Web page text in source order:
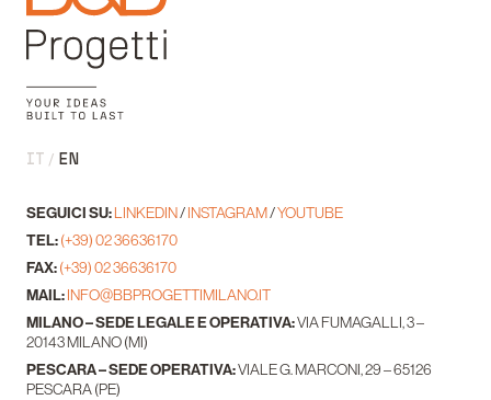
IT EN
SEGUICI SU:LINKEDIN/INSTAGRAM/YOUTUBE
TEL:(+39) 02 36636170
FAX:(+39) 02 36636170
MAIL:INFO@BBPROGETTIMILANO.IT
MILANO – SEDE LEGALE E OPERATIVA:VIA FUMAGALLI, 3 –
20143 MILANO (MI)
PESCARA – SEDE OPERATIVA:VIALE G. MARCONI, 29 – 65126
PESCARA (PE)